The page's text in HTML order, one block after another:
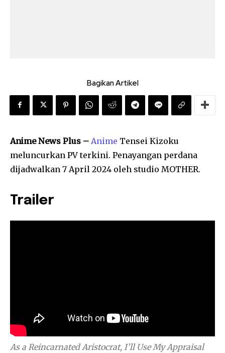
Bagikan Artikel
Anime News Plus – Anime Tensei Kizoku
meluncurkan PV terkini. Penayangan perdana
dijadwalkan 7 April 2024 oleh studio MOTHER.
Trailer
As a Reincarnated Aristocrat, I’ll Use My Appraisal